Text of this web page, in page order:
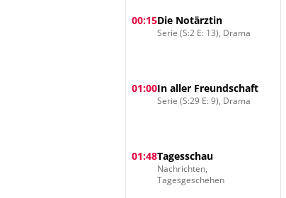
00:15Die Notärztin
Serie (S:2 E: 13), Drama
01:00In aller Freundschaft
Serie (S:29 E: 9), Drama
01:48Tagesschau
Nachrichten,
Tagesgeschehen